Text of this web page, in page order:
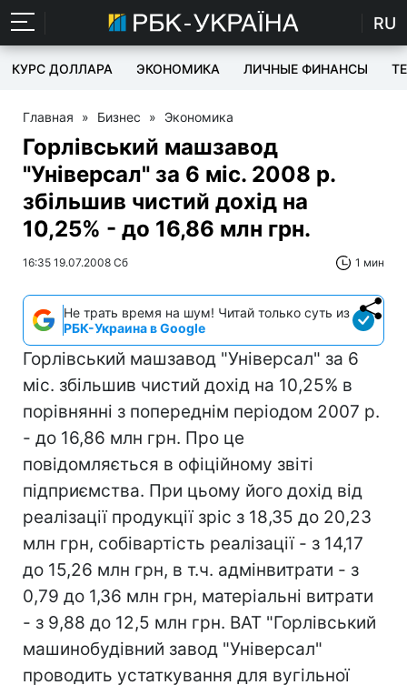
RU
КУРС ДОЛЛАРА ЭКОНОМИКА ЛИЧНЫЕ ФИНАНСЫ
Главная » Бизнес » Экономика
Горлівський машзавод
"Універсал" за 6 міс. 2008 р.
збільшив чистий дохід на
10,25% - до 16,86 млн грн.
16:35 19.07.2008 Сб 1 мин
Не трать время на шум! Читай только суть из
РБК-Украина в Google
Горлівський машзавод "Універсал" за 6
міс. збільшив чистий дохід на 10,25% в
порівнянні з попереднім періодом 2007 р.
- до 16,86 млн грн. Про це
повідомляється в офіційному звіті
підприємства. При цьому його дохід від
реалізації продукції зріс з 18,35 до 20,23
млн грн, собівартість реалізації - з 14,17
до 15,26 млн грн, в т.ч. адмінвитрати - з
0,79 до 1,36 млн грн, матеріальні витрати
- з 9,88 до 12,5 млн грн. ВАТ "Горлівський
машинобудівний завод "Універсал"
проводить устаткування для вугільної